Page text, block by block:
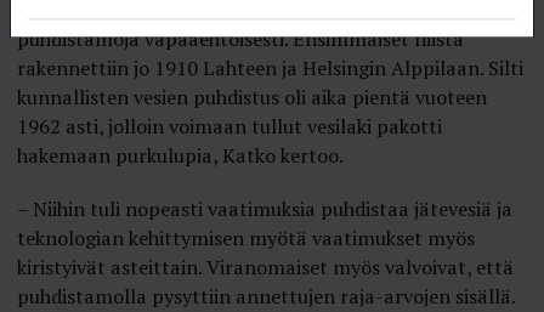
puhdistamoja vapaaehtoisesti. Ensimmäiset niistä
rakennettiin jo 1910 Lahteen ja Helsingin Alppilaan. Silti
kunnallisten vesien puhdistus oli aika pientä vuoteen
1962 asti, jolloin voimaan tullut vesilaki pakotti
hakemaan purkulupia, Katko kertoo.
– Niihin tuli nopeasti vaatimuksia puhdistaa jätevesiä ja
teknologian kehittymisen myötä vaatimukset myös
kiristyivät asteittain. Viranomaiset myös valvoivat, että
puhdistamolla pysyttiin annettujen raja-arvojen sisällä.